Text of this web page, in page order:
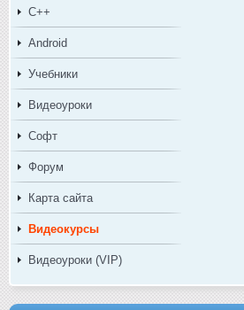
C++
Android
Учебники
Видеоуроки
Софт
Форум
Карта сайта
Видеокурсы
Видеоуроки (VIP)